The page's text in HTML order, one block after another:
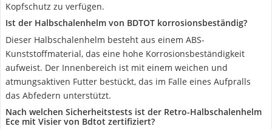
Kopfschutz zu verfügen.
Ist der Halbschalenhelm von BDTOT korrosionsbeständig?
Dieser Halbschalenhelm besteht aus einem ABS-
Kunststoffmaterial, das eine hohe Korrosionsbeständigkeit
aufweist. Der Innenbereich ist mit einem weichen und
atmungsaktiven Futter bestückt, das im Falle eines Aufpralls
das Abfedern unterstützt.
Nach welchen Sicherheitstests ist der Retro-Halbschalenhelm
Ece mit Visier von Bdtot zertifiziert?